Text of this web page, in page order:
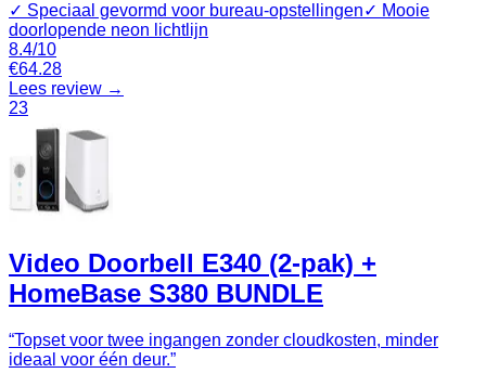
✓ Speciaal gevormd voor bureau-opstellingen✓ Mooie
doorlopende neon lichtlijn
8.4/10
€64.28
Lees review →
23
Video Doorbell E340 (2-pak) +
HomeBase S380 BUNDLE
“Topset voor twee ingangen zonder cloudkosten, minder
ideaal voor één deur.”